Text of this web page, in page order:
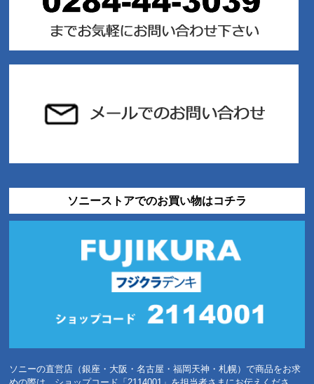
ソニーストアでのお買い物はコチラ
ソニーの直営店（銀座・大阪・名古屋・福岡天神・札幌）で商品をお求